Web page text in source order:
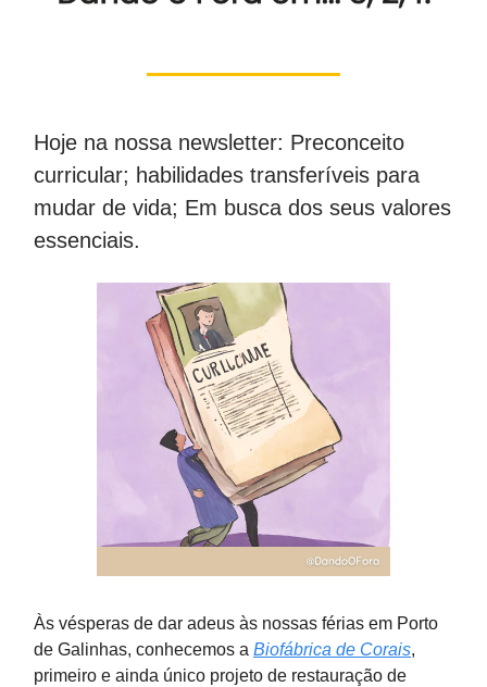
Hoje na nossa newsletter: Preconceito
curricular; habilidades transferíveis para
mudar de vida; Em busca dos seus valores
essenciais.
Às vésperas de dar adeus às nossas férias em Porto
de Galinhas, conhecemos a Biofábrica de Corais,
primeiro e ainda único projeto de restauração de